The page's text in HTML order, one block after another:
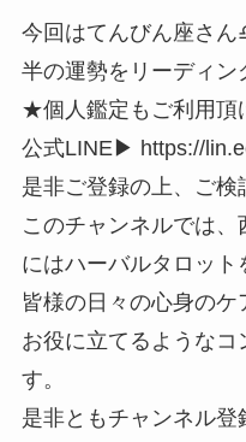
今回はてんびん座さん
半の運勢をリーディ
★個人鑑定もご利用頂
公式LINE▶︎ https://
是非ご登録の上、ご検
このチャンネルでは、
にはハーバルタロット
皆様の日々の心身のケ
お役に立てるようなコ
す。
是非ともチャンネル